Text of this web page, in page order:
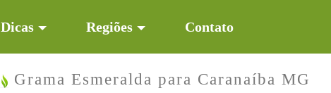
Dicas Regiões Contato
Grama Esmeralda para Caranaíba MG